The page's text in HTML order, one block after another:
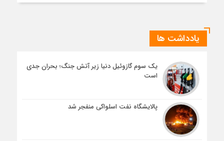
یادداشت ها
یک سوم گازوئیل دنیا زیر آتش جنگ؛ بحران جدی
است
پالایشگاه نفت اسلواکی منفجر شد